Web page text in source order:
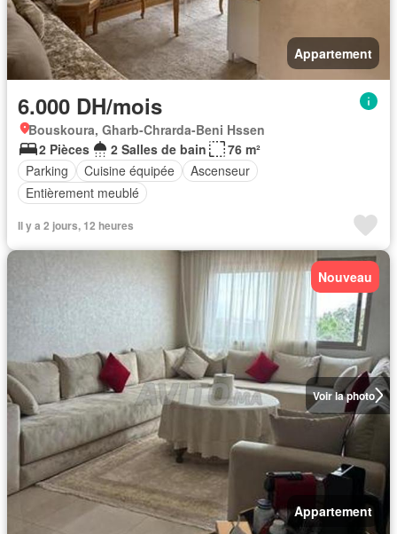
Appartement
6.000 DH/mois
Bouskoura, Gharb-Chrarda-Beni Hssen
2 Pièces
2 Salles de bain
76 m²
Parking
Cuisine équipée
Ascenseur
Entièrement meublé
Il y a 2 jours, 12 heures
Voir la photo
Nouveau
Appartement